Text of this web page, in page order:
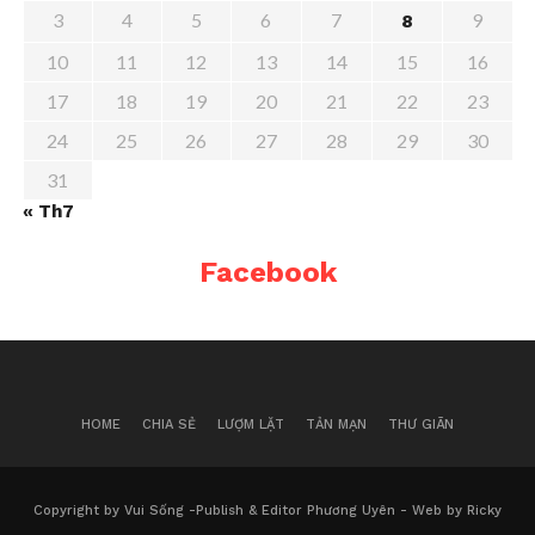
3
4 5 6 7 8
9
10
11 12 13 14 15
16
17
18 19 20 21 22
23
24
25 26 27 28 29
30
31
« Th7
Facebook
HOME CHIA SẺ LƯỢM LẶT TẢN MẠN THƯ GIÃN
Copyright by Vui Sống -Publish & Editor Phương Uyên - Web by Ricky